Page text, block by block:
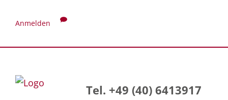
Anmelden
Tel. +49 (40) 6413917